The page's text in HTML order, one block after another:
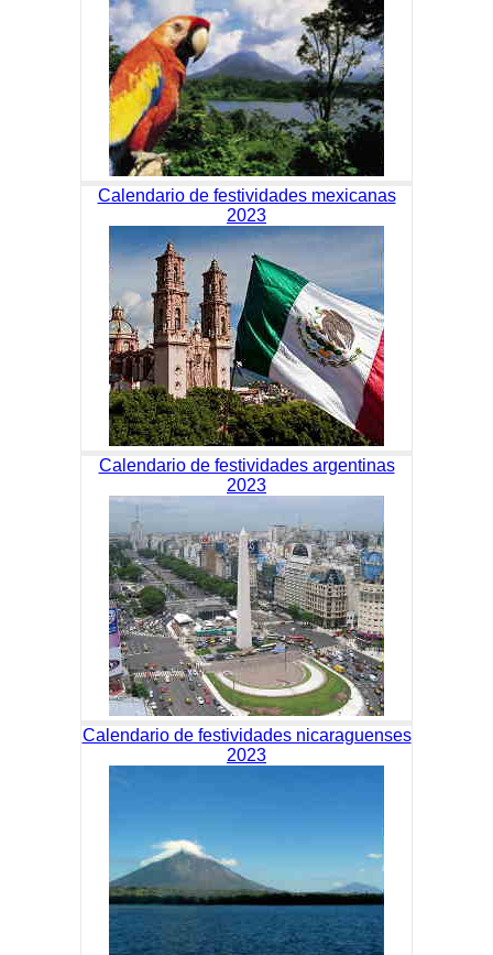
Calendario de festividades mexicanas
2023
Calendario de festividades argentinas
2023
Calendario de festividades nicaraguenses
2023